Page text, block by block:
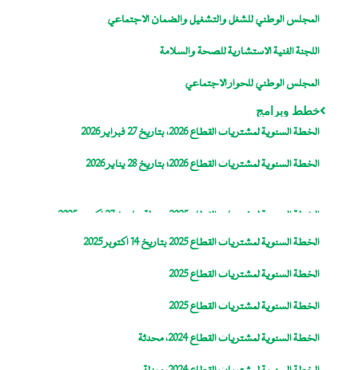
المجلس الوطني للشغل والتشغيل والضمان الاجتماعي
اللجنة الفنية الاستشارية للصحة والسلامة
المجلس الوطني للحوار الاجتماعي
خطط وبرامج
الخطة السنوية لمشتريات القطاع 2026، بتاريخ 27 فبراير 2026
الخطة السنوية لمشتريات القطاع 2026؛ بتاريخ 28 يناير 2026
الخطة السنوية لمشتريات القطاع 2025، معدلة بتاريخ 27 اكتوبر 2025
الخطة السنوية لمشتريات القطاع 2025 بتاريخ 14 اكتوبر 2025
الخطة السنوية لمشتريات القطاع 2025
الخطة السنوية لمشتريات القطاع 2025
الخطة السنوية لمشتريات القطاع 2024، محدثة